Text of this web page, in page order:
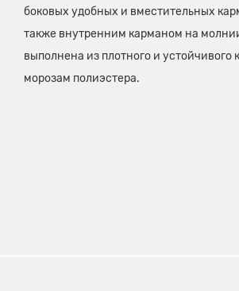
боковых удобных и вместительных
также внутренним карманом на
выполнена из плотного и устойчивого
морозам полиэстера.